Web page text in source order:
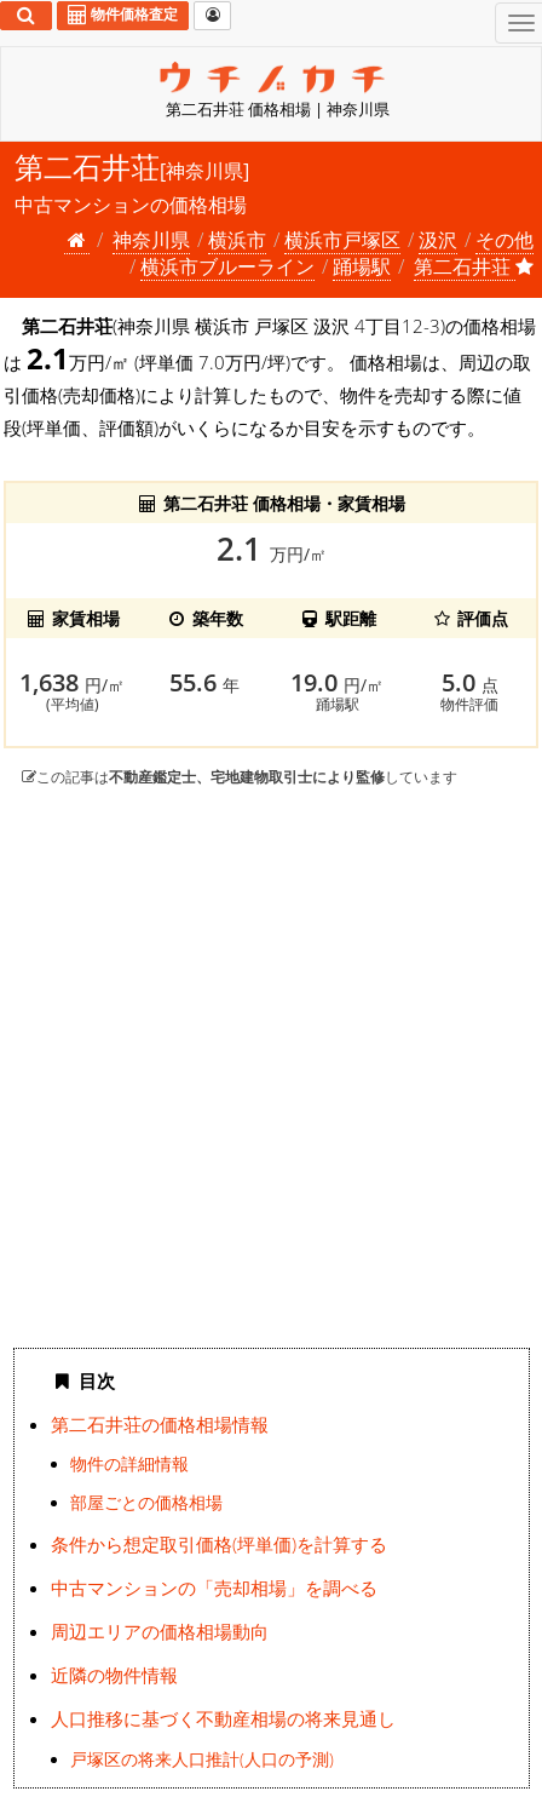
第二石井荘 価格相場 | 神奈川県
物件価格査定
第二石井荘[神奈川県]
中古マンションの価格相場
神奈川県
横浜市 横浜市戸塚区 汲沢
その他
横浜市ブルーライン
踊場駅 第二石井荘
第二石井荘(神奈川県 横浜市 戸塚区 汲沢 4丁目12-3)の価格相場
は 2.1 万円/㎡ (坪単価 7.0万円/坪)です。 価格相場は、周辺の取
引価格(売却価格)により計算したもので、物件を売却する際に値
段(坪単価、評価額)がいくらになるか目安を示すものです。
第二石井荘 価格相場・家賃相場
2.1 万円/㎡
家賃相場 築年数 駅距離 評価点
1,638 円/㎡
(平均値)
55.6年 19.0 円/㎡
踊場駅
5.0 点
物件評価
この記事は不動産鑑定士、宅地建物取引士により監修しています
目次
第二石井荘の価格相場情報
物件の詳細情報
部屋ごとの価格相場
条件から想定取引価格(坪単価)を計算する
中古マンションの「売却相場」を調べる
周辺エリアの価格相場動向
近隣の物件情報
人口推移に基づく不動産相場の将来見通し
戸塚区の将来人口推計(人口の予測)